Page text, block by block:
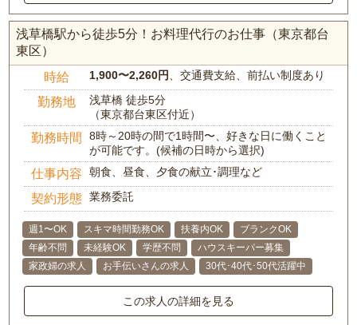
浅草橋駅から徒歩5分！お料理代行のお仕事（東京都台
東区）
時給 1,900〜2,260円 、交通費支給、前払い制度あり
勤務地
浅草橋 徒歩5分
（東京都台東区付近）
勤務時間
8時～20時の間で1時間〜、好きな日に働くこと
が可能です。(候補の日時から選択)
仕事内容 朝食、昼食、夕食の献立･調理など
契約形態 業務委託
週1〜OK スキマ時間勤務OK 扶養内OK
ブランクOK
年齢不問
未経験OK 学歴不問
ハウスキーパー募集
家政婦の求人
お手伝いさんの求人 30代･40代･50代活躍中
この求人の詳細を見る